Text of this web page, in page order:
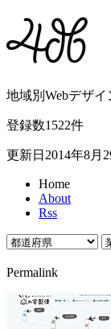
地域別Webデザ
登録数1522件
更新日2014年8月
Home
About
Rss
Permalink